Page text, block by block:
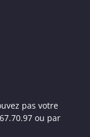
pas votre
ou par